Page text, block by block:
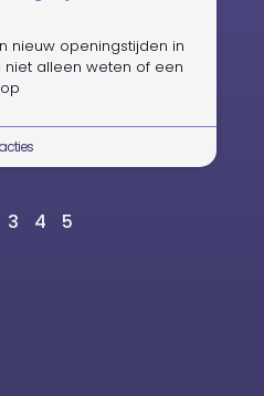
nieuw openingstijden in
niet alleen weten of een
3 4 5